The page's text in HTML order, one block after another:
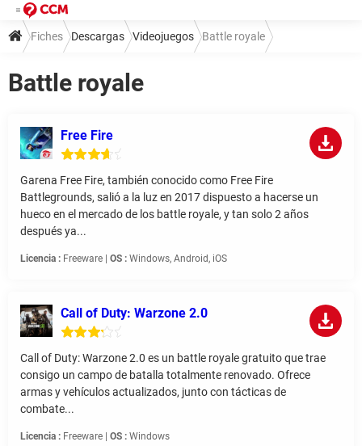
Fiches Descargas Videojuegos Battle royale
Battle royale
Free Fire
Garena Free Fire, también conocido como Free Fire
Battlegrounds, salió a la luz en 2017 dispuesto a hacerse un
hueco en el mercado de los battle royale, y tan solo 2 años
después ya...
Licencia : Freeware | OS : Windows, Android, iOS
Call of Duty: Warzone 2.0
Call of Duty: Warzone 2.0 es un battle royale gratuito que trae
consigo un campo de batalla totalmente renovado. Ofrece
armas y vehículos actualizados, junto con tácticas de
combate...
Licencia : Freeware | OS : Windows